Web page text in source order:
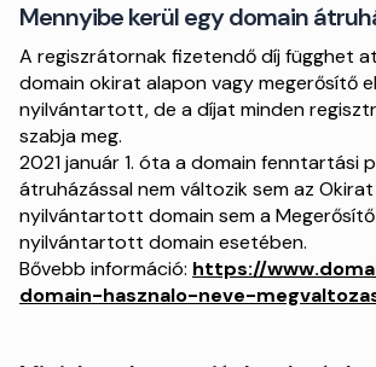
Mennyibe kerül egy domain
A regiszrátornak fizetendő díj függhet
domain okirat alapon vagy megerősítő
nyilvántartott, de a díjat minden
szabja meg.
2021 január 1. óta a domain fenntartási
átruházással nem változik sem az
nyilvántartott domain sem a
nyilvántartott domain esetében.
Bővebb információ: https://
domain-hasznalo-neve-